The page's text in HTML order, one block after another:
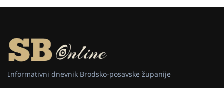
Informativni dnevnik Brodsko-posavske županije